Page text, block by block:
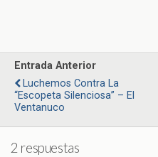
Entrada Anterior
Luchemos Contra La
“escopeta Silenciosa” – El
Ventanuco
2 respuestas